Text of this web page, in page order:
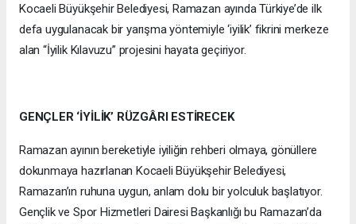
Kocaeli Büyükşehir Belediyesi, Ramazan ayında Türkiye’de ilk
defa uygulanacak bir yarışma yöntemiyle ‘iyilik’ fikrini merkeze
alan “İyilik Kılavuzu” projesini hayata geçiriyor.
GENÇLER ‘İYİLİK’ RÜZGÂRI ESTİRECEK
Ramazan ayının bereketiyle iyiliğin rehberi olmaya, gönüllere
dokunmaya hazırlanan Kocaeli Büyükşehir Belediyesi,
Ramazan’ın ruhuna uygun, anlam dolu bir yolculuk başlatıyor.
Gençlik ve Spor Hizmetleri Dairesi Başkanlığı bu Ramazan’da